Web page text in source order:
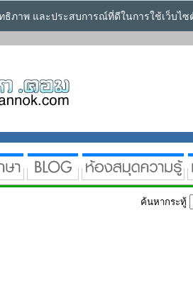
ธิภาพ และประสบการณ์ที่ดีในการใช้เว็บไ
ค้นหากระทู้